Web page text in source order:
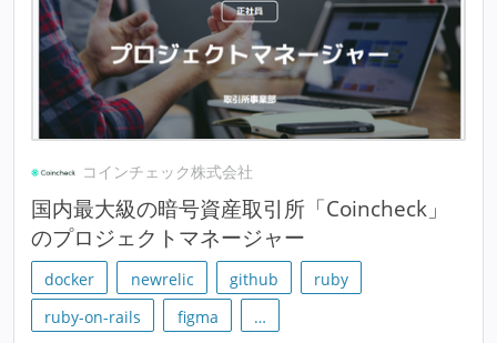
コインチェック株式会社
国内最大級の暗号資産取引所「Coincheck」
のプロジェクトマネージャー
docker newrelic github
ruby
ruby-on-rails
figma …